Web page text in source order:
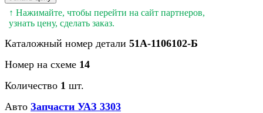
↑ Нажимайте, чтобы перейти на сайт партнеров,
узнать цену, сделать заказ.
Каталожный номер детали 51А-1106102-Б
Номер на схеме 14
Количество 1 шт.
Авто Запчасти УАЗ 3303